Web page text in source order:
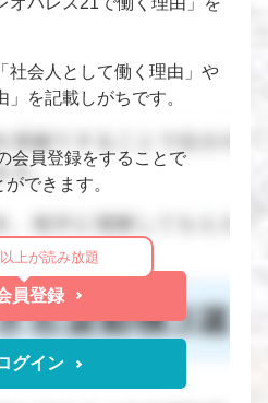
社会人として働く理由」や
」を記載しがちです。
会員登録をすることで
できます。
上が読み放題
員登録
グイン